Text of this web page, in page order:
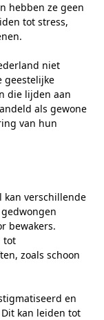
hebben ze geen
tot stress,
niet
geestelijke
die lijden aan
als gewone
van hun
kan verschillende
bewakers.
tot
zoals schoon
en
kan leiden tot